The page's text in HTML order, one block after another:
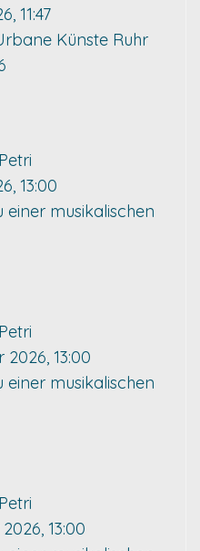
11:47
Künste Ruhr
13:00
einer musikalischen
13:00
einer musikalischen
13:00